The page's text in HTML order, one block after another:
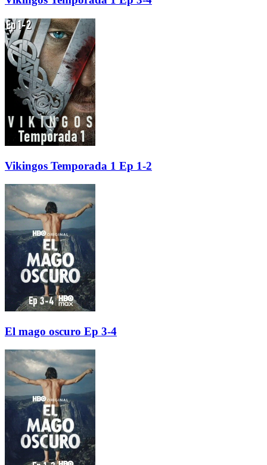
Vikingos Temporada 1 Ep 1-2
El mago oscuro Ep 3-4